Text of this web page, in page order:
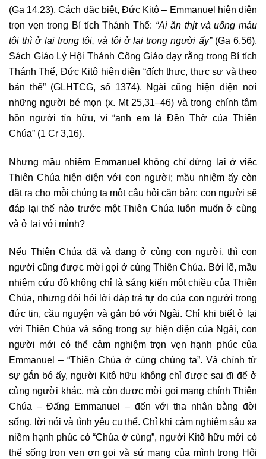
(Ga 14,23). Cách đặc biệt, Đức Kitô – Emmanuel hiện diện
trọn vẹn trong Bí tích Thánh Thể: “Ai ăn thịt và uống máu
tôi thì ở lại trong tôi, và tôi ở lại trong người ấy”(Ga 6,56).
Sách Giáo Lý Hội Thánh Công Giáo dạy rằng trong Bí tích
Thánh Thể, Đức Kitô hiện diện “đích thực, thực sự và theo
bản thể” (GLHTCG, số 1374). Ngài cũng hiện diện nơi
những người bé mọn (x. Mt 25,31–46) và trong chính tâm
hồn người tín hữu, vì “anh em là Đền Thờ của Thiên
Chúa” (1 Cr 3,16).
Nhưng mầu nhiệm Emmanuel không chỉ dừng lại ở việc
Thiên Chúa hiện diện với con người; mầu nhiệm ấy còn
đặt ra cho mỗi chúng ta một câu hỏi căn bản: con người sẽ
đáp lại thế nào trước một Thiên Chúa luôn muốn ở cùng
và ở lại với mình?
Nếu Thiên Chúa đã và đang ở cùng con người, thì con
người cũng được mời gọi ở cùng Thiên Chúa. Bởi lẽ, mầu
nhiệm cứu độ không chỉ là sáng kiến một chiều của Thiên
Chúa, nhưng đòi hỏi lời đáp trả tự do của con người trong
đức tin, cầu nguyện và gắn bó với Ngài. Chỉ khi biết ở lại
với Thiên Chúa và sống trong sự hiện diện của Ngài, con
người mới có thể cảm nghiệm trọn vẹn hạnh phúc của
Emmanuel – “Thiên Chúa ở cùng chúng ta”. Và chính từ
sự gắn bó ấy, người Kitô hữu không chỉ được sai đi để ở
cùng người khác, mà còn được mời gọi mang chính Thiên
Chúa – Đấng Emmanuel – đến với tha nhân bằng đời
sống, lời nói và tình yêu cụ thể. Chỉ khi cảm nghiệm sâu xa
niềm hạnh phúc có “Chúa ở cùng”, người Kitô hữu mới có
thể sống trọn vẹn ơn gọi và sứ mạng của mình trong Hội